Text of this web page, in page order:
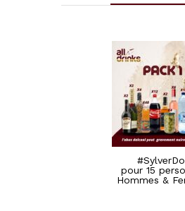
pour 15
Hommes &
#SylverDop
pour 15 personnes